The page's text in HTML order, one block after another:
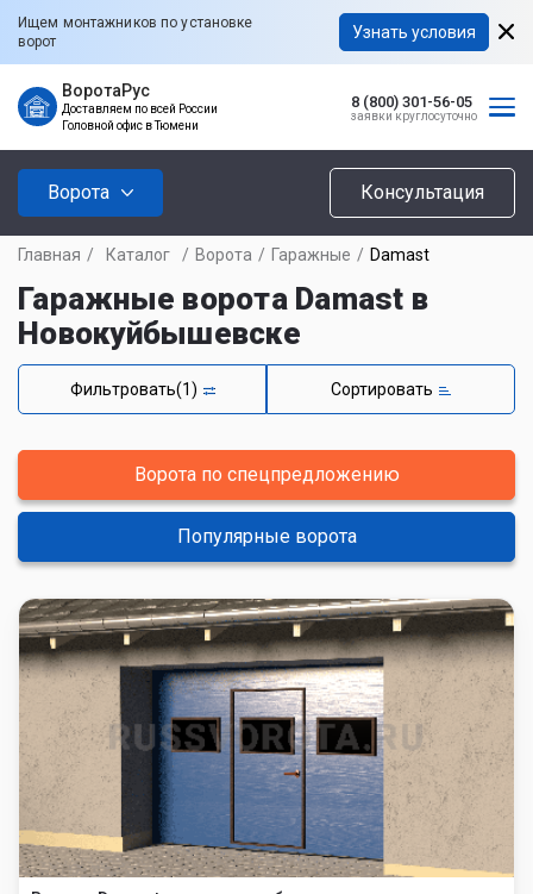
Ищем монтажников по установке
ворот
Узнать условия
ВоротаРус
Доставляем по всей России
Головной офис в Тюмени
8 (800) 301-56-05
заявки круглосуточно
Ворота Консультация
Главная / Каталог / Ворота / Гаражные / Damast
Гаражные ворота Damast в
Новокуйбышевске
Фильтровать(1) Сортировать
Ворота по спецпредложению
Популярные ворота